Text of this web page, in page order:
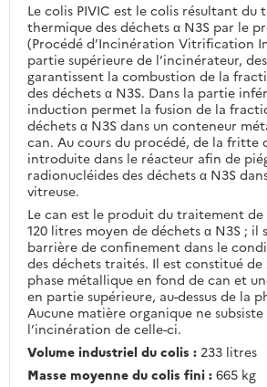
Le colis PIVIC est le colis résultant du
thermique des déchets α N3S par le
(Procédé d’Incinération Vitrification
partie supérieure de l’incinérateur,
garantissent la combustion de la
des déchets α N3S. Dans la partie
induction permet la fusion de la
déchets α N3S dans un conteneur
can. Au cours du procédé, de la fritte
introduite dans le réacteur afin de
radionucléides des déchets α N3S
vitreuse.
Le can est le produit du traitement de
120 litres moyen de déchets α N3S ; il
barrière de confinement dans le
des déchets traités. Il est constitué de
phase métallique en fond de can et
en partie supérieure, au-dessus de la
Aucune matière organique ne
l’incinération de celle-ci.
Volume industriel du colis :233 litres
Masse moyenne du colis fini :665 kg